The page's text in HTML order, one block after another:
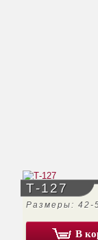
Т-127
Размеры: 42-
В